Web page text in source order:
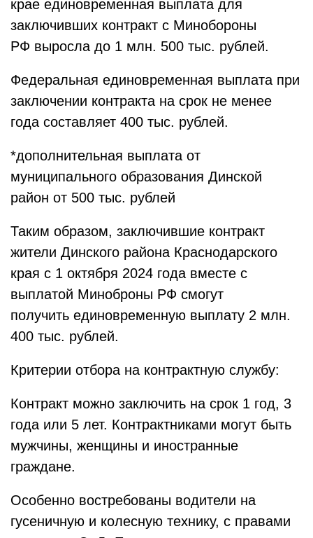
крае единовременная выплата для
заключивших контракт с Минобороны
РФ выросла до 1 млн. 500 тыс. рублей.
Федеральная единовременная выплата при
заключении контракта на срок не менее
года составляет 400 тыс. рублей.
*дополнительная выплата от
муниципального образования Динской
район от 500 тыс. рублей
Таким образом, заключившие контракт
жители Динского района Краснодарского
края с 1 октября 2024 года вместе с
выплатой Миноброны РФ смогут
получить единовременную выплату 2 млн.
400 тыс. рублей.
Критерии отбора на контрактную службу:
Контракт можно заключить на срок 1 год, 3
года или 5 лет. Контрактниками могут быть
мужчины, женщины и иностранные
граждане.
Особенно востребованы водители на
гусеничную и колесную технику, с правами